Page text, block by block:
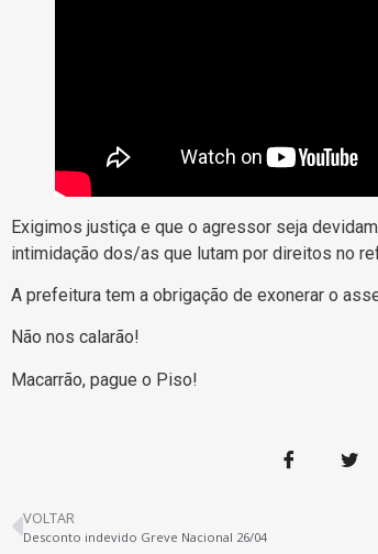
Exigimos justiça e que o agressor seja
intimidação dos/as que lutam por direitos no
A prefeitura tem a obrigação de exonerar o
Não nos calarão!
Macarrão, pague o Piso!
VOLTAR
Desconto indevido Greve Nacional 26/04